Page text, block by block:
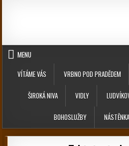
MENU
VÍTÁME VÁS
VRBNO POD PRADĚDEM
ŠIROKÁ NIVA VIDLY
BOHOSLUŽBY NÁSTĚNKA